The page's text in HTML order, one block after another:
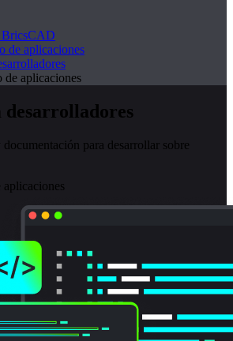
BricsCAD
de aplicaciones
de aplicaciones
desarrolladores
para desarrollar sobre